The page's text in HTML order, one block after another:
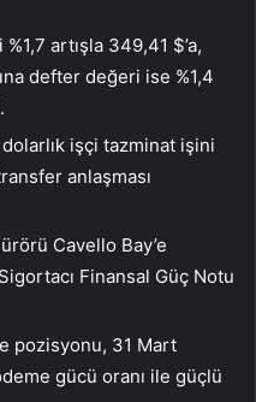
artışla 349,41 $’a,
defter değeri ise %1,4
işçi tazminat işini
anlaşması
Cavello Bay’e
Finansal Güç Notu
pozisyonu, 31 Mart
gücü oranı ile güçlü